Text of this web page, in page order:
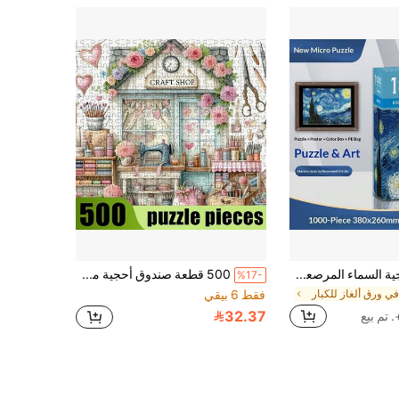
1000 قطعة أحجية السماء المرصعة بالنجوم، لعبة أحجية صغيرة لتخفيف التوتر مع قطع الأحجية وورق الرسم، فن للبالغين ولعبة عائلية، منزل ضوء القمر، دولفين، عالم المحيط، أحجية تحدي، هدية مريحة لتخفيف التوتر
في ورق ألغاز للكبار
%17-
500 قطعة صندوق أحجية مصغر للبالغين - تتميز هذه الأحجية المقطوعة بدقة بموضوع ورشة عمل حرفية حالمة، مستوى صعوبة تحدي للبالغين، مادة مقاومة للخدش. مناسبة لترفيه البالغين، التفاعل العائلي، يمكن استخدامها كديكور منزلي بعد DIY، كما أنها قطعة فنية رائعة للمجموعة، وهدية إبداعية مثالية لعشاق تحدي الدماغ في عيد الهالوين وعيد الميلاد، مما يفتح المتعة المزدوجة للتركيز والجماليات.
فقط 6 بيقي
32.37